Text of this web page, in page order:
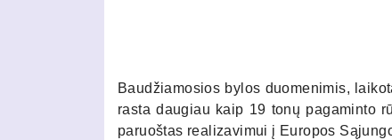
Baudžiamosios bylos duomenimis,
rasta daugiau kaip 19 tonų pagaminto
paruoštas realizavimui į Europos